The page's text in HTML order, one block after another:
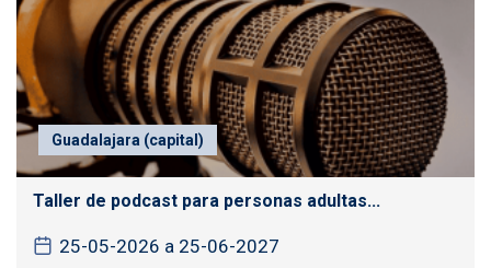
Guadalajara (capital)
Taller de podcast para personas adultas...
25-05-2026 a 25-06-2027